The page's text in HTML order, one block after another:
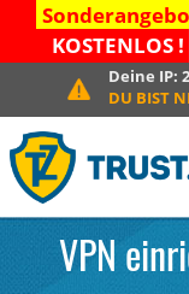
KOSTENLOS !
Deine IP:
DU BIST
VPN